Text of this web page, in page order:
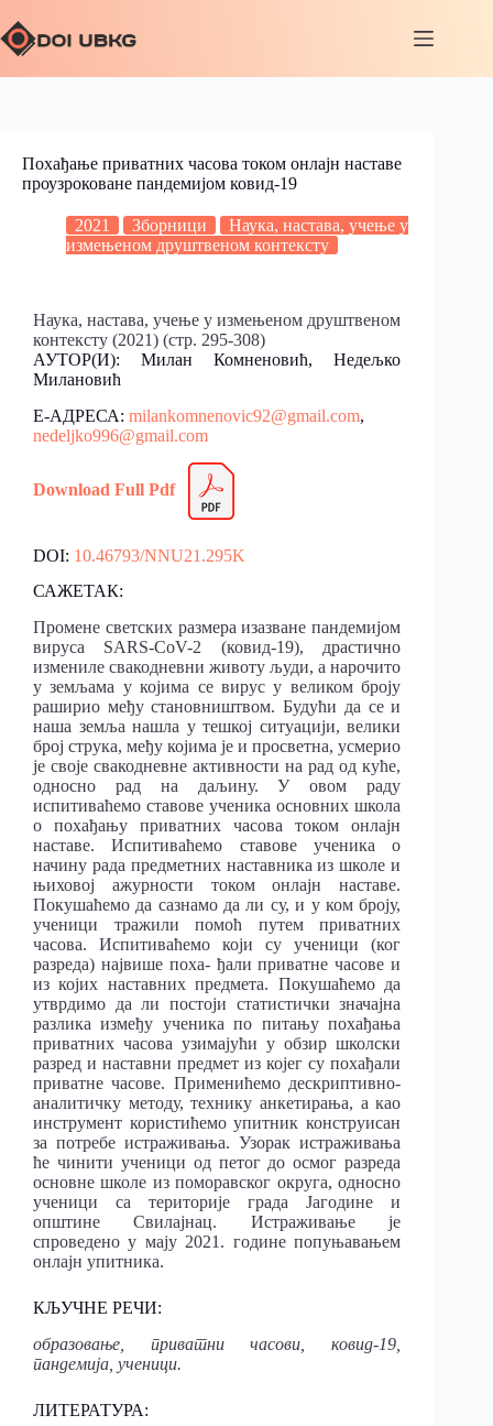
Похађање приватних часова током онлајн наставе
проузроковане пандемијом ковид-19
2021 Зборници
Наука, настава, учење у
измењеном друштвеном контексту
Наука, настава, учење у измењеном друштвеном
контексту (2021) (стр. 295-308)
АУТОР(И): Милан Комненовић, Недељко
Милановић
Е-АДРЕСА: milankomnenovic92@gmail.com,
nedeljko996@gmail.com
Download Full Pdf
DOI: 10.46793/NNU21.295K
САЖЕТАК:
Промене светских размера изазване пандемијом
вируса SARS-CoV-2 (ковид-19), драстично
измениле свакодневни животу људи, а нарочито
у земљама у којима се вирус у великом броју
раширио међу становништвом. Будући да се и
наша земља нашла у тешкој ситуацији, велики
број струка, међу којима је и просветна, усмерио
је своје свакодневне активности на рад од куће,
односно рад на даљину. У овом раду
испитиваћемо ставове ученика основних школа
о похађању приватних часова током онлајн
наставе. Испитиваћемо ставове ученика о
начину рада предметних наставника из школе и
њиховој ажурности током онлајн наставе.
Покушаћемо да сазнамо да ли су, и у ком броју,
ученици тражили помоћ путем приватних
часова. Испитиваћемо који су ученици (ког
разреда) највише поха- ђали приватне часове и
из којих наставних предмета. Покушаћемо да
утврдимо да ли постоји статистички значајна
разлика између ученика по питању похађања
приватних часова узимајући у обзир школски
разред и наставни предмет из којег су похађали
приватне часове. Применићемо дескриптивно-
аналитичку методу, технику анкетирања, а као
инструмент користићемо упитник конструисан
за потребе истраживања. Узорак истраживања
ће чинити ученици од петог до осмог разреда
основне школе из поморавског округа, односно
ученици са територије града Јагодине и
општине Свилајнац. Истраживање је
спроведено у мају 2021. године попуњавањем
онлајн упитника.
КЉУЧНЕ РЕЧИ:
образовање, приватни часови, ковид-19,
пандемија, ученици.
ЛИТЕРАТУРА: